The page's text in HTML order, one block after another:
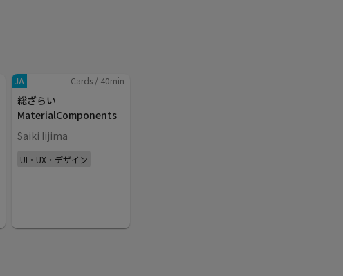
JA Cards / 40min
総ざらい
MaterialComponents
Saiki Iijima
UI・UX・デザイン